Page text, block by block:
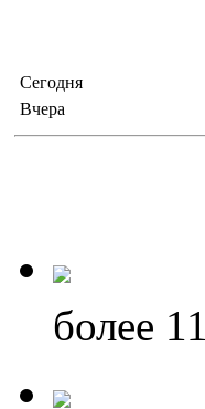
Сегодня
Вчера
более 11